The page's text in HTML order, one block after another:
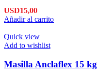
USD15,00
Añadir al carrito
Quick view
Add to wishlist
Masilla Anclaflex 15 kg